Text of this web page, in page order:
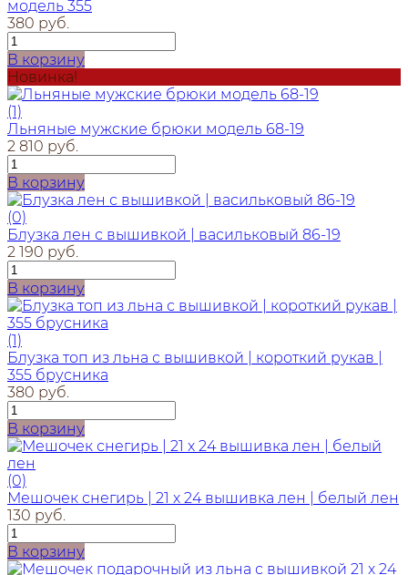
модель 355
380 руб.
В корзину
Новинка!
(1)
Льняные мужские брюки модель 68-19
2 810 руб.
В корзину
(0)
Блузка лен с вышивкой | васильковый 86-19
2 190 руб.
В корзину
(1)
Блузка топ из льна с вышивкой | короткий рукав |
355 брусника
380 руб.
В корзину
(0)
Мешочек снегирь | 21 х 24 вышивка лен | белый лен
130 руб.
В корзину